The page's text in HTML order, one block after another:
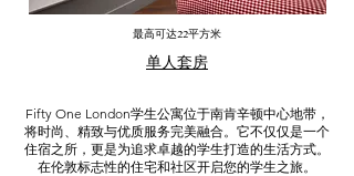
最高可达22平方米
单人套房
Fifty One London学生公寓位于南肯辛顿中心地带，
将时尚、精致与优质服务完美融合。它不仅仅是一个
住宿之所，更是为追求卓越的学生打造的生活方式。
在伦敦标志性的住宅和社区开启您的学生之旅。